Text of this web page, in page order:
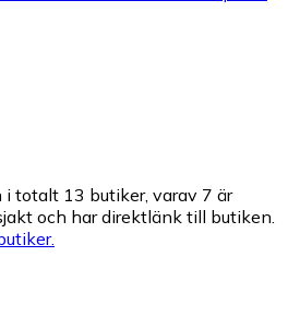
totalt 13 butiker, varav 7 är
och har direktlänk till butiken.